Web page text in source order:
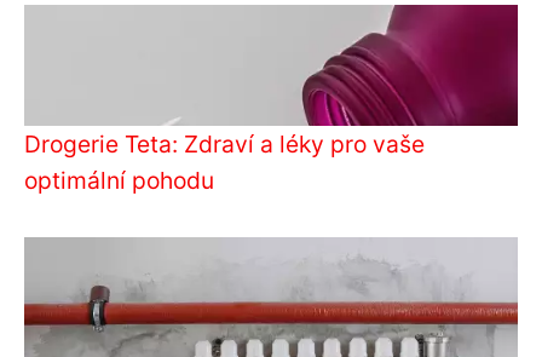
Drogerie Teta: Zdraví a léky pro vaše
optimální pohodu